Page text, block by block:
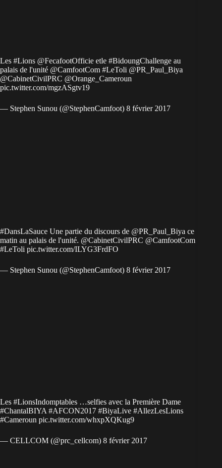
Les #Lions @FecafootOfficie etle #BidoungChallenge au
palais de l'unité @CamfootCom #LeToli @PR_Paul_Biya
@CabinetCivilPRC @Orange_Cameroun
pic.twitter.com/mgzASgtv19
— Stephen Sunou (@StephenCamfoot) 8 février 2017
#DansLaSauce Une partie du discours de @PR_Paul_Biya ce
matin au palais de l'unité. @CabinetCivilPRC @CamfootCom
#LeToli pic.twitter.com/ILYG3FrdFO
— Stephen Sunou (@StephenCamfoot) 8 février 2017
Les #LionsIndomptables …selfies avec la Première Dame
#ChantalBIYA #AFCON2017 #BiyaLive #AllezLesLions
#Cameroun pic.twitter.com/whxpXQKug9
— CELLCOM (@prc_cellcom) 8 février 2017